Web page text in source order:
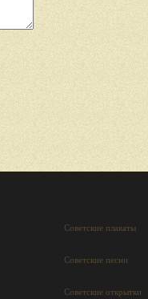
Советские плакаты
Советские песни
Советские открытки